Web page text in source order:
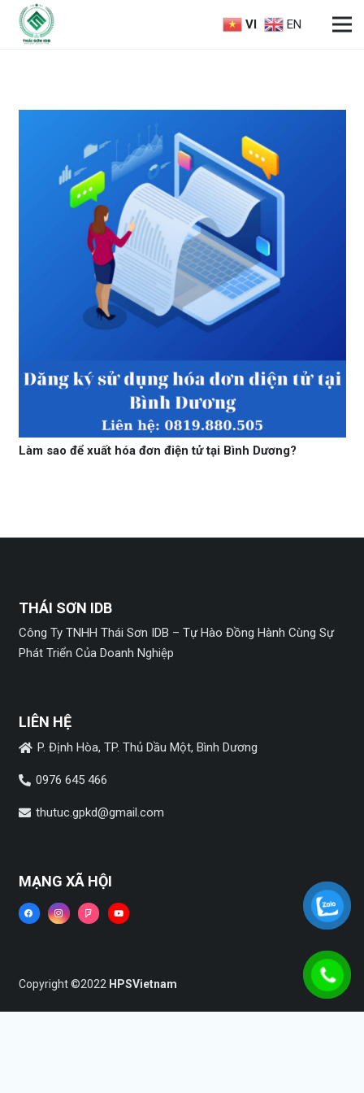
VI EN
Làm sao để xuất hóa đơn điện tử tại Bình Dương?
THÁI SƠN IDB
Công Ty TNHH Thái Sơn IDB – Tự Hào Đồng Hành Cùng Sự
Phát Triển Của Doanh Nghiệp
LIÊN HỆ
P. Định Hòa, TP. Thủ Dầu Một, Bình Dương
0976 645 466
thutuc.gpkd@gmail.com
MẠNG XÃ HỘI
Copyright ©2022 HPSVietnam